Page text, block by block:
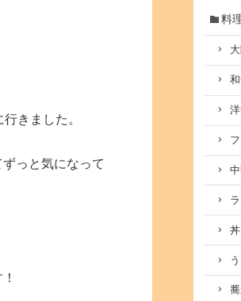
行きました。
っと気になって
料
丼